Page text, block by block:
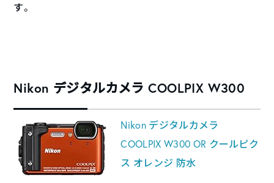
す。
Nikon デジタルカメラ COOLPIX W300
Nikon デジタルカメラ
COOLPIX W300 OR クールピク
ス オレンジ 防水